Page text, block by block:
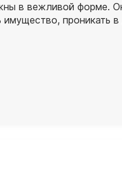
в вежливой форме.
проникать